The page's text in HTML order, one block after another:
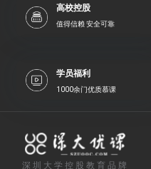
高校控股
值得信赖 安全可靠
学员福利
1000余门优质慕课
深圳大学控股教育品牌